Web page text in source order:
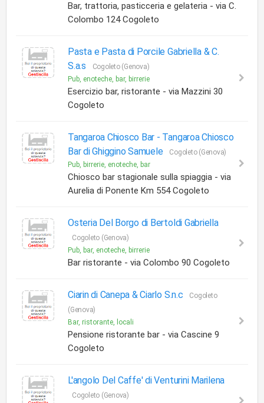
Bar, trattoria, pasticceria e gelateria - via C.
Colombo 124 Cogoleto
Pasta e Pasta di Porcile Gabriella & C.
S.a.s
Cogoleto (Genova)
Pub, enoteche, bar, birrerie
Esercizio bar, ristorante - via Mazzini 30
Cogoleto
Tangaroa Chiosco Bar - Tangaroa Chiosco
Bar di Ghiggino Samuele
Cogoleto (Genova)
Pub, birrerie, enoteche, bar
Chiosco bar stagionale sulla spiaggia - via
Aurelia di Ponente Km 554 Cogoleto
Osteria Del Borgo di Bertoldi Gabriella
Cogoleto (Genova)
Pub, bar, enoteche, birrerie
Bar ristorante - via Colombo 90 Cogoleto
Ciarin di Canepa & Ciarlo S.n.c
Cogoleto
(Genova)
Bar, ristorante, locali
Pensione ristorante bar - via Cascine 9
Cogoleto
L'angolo Del Caffe' di Venturini Marilena
Cogoleto (Genova)